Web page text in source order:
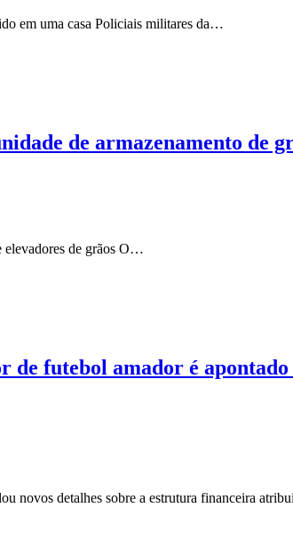
em uma casa Policiais militares da…
de armazenamento de
elevadores de grãos O…
futebol amador é
novos detalhes sobre a estrutura financeira